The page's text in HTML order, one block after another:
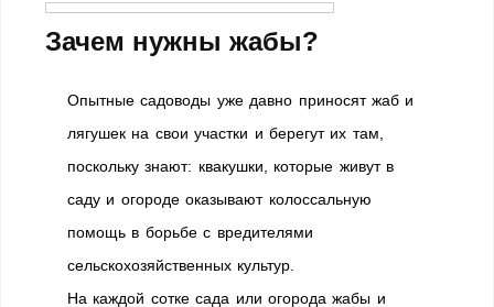
Зачем нужны жабы?
Опытные садоводы уже давно приносят жаб и
лягушек на свои участки и берегут их там,
поскольку знают: квакушки, которые живут в
саду и огороде оказывают колоссальную
помощь в борьбе с вредителями
сельскохозяйственных культур.
На каждой сотке сада или огорода жабы и